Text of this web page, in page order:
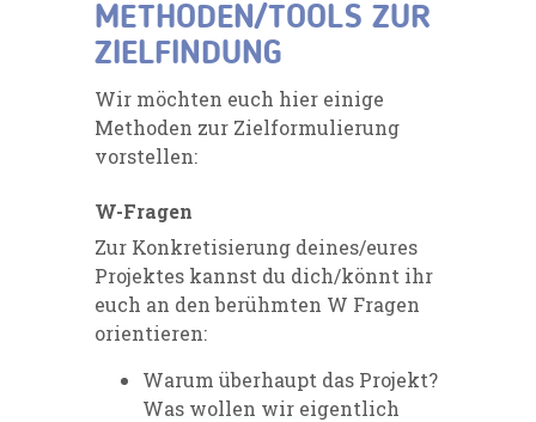
METHODEN/TOOLS ZUR
ZIELFINDUNG
Wir möchten euch hier einige
Methoden zur Zielformulierung
vorstellen:
W-Fragen
Zur Konkretisierung deines/eures
Projektes kannst du dich/könnt ihr
euch an den berühmten W Fragen
orientieren:
Warum überhaupt das Projekt?
Was wollen wir eigentlich